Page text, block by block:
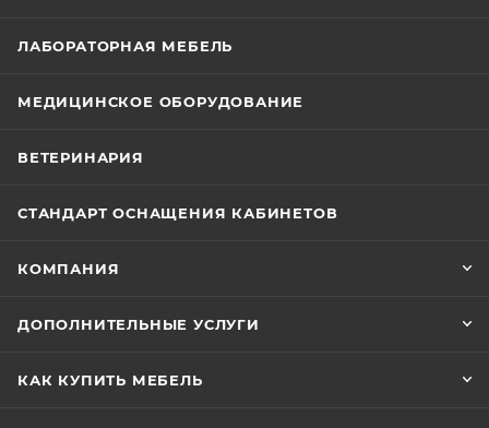
ЛАБОРАТОРНАЯ МЕБЕЛЬ
МЕДИЦИНСКОЕ ОБОРУДОВАНИЕ
ВЕТЕРИНАРИЯ
СТАНДАРТ ОСНАЩЕНИЯ КАБИНЕТОВ
КОМПАНИЯ
ДОПОЛНИТЕЛЬНЫЕ УСЛУГИ
КАК КУПИТЬ МЕБЕЛЬ